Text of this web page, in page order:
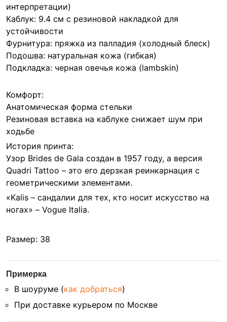
интерпретации)
Каблук: 9.4 см с резиновой накладкой для
устойчивости
Фурнитура: пряжка из палладия (холодный блеск)
Подошва: натуральная кожа (гибкая)
Подкладка: черная овечья кожа (lambskin)
Комфорт:
Анатомическая форма стельки
Резиновая вставка на каблуке снижает шум при
ходьбе
История принта:
Узор Brides de Gala создан в 1957 году, а версия
Quadri Tattoo – это его дерзкая реинкарнация с
геометрическими элементами.
«Kalis – сандалии для тех, кто носит искусство на
ногах» – Vogue Italia.
Размер: 38
Примерка
В шоуруме (как добраться)
При доставке курьером по Москве